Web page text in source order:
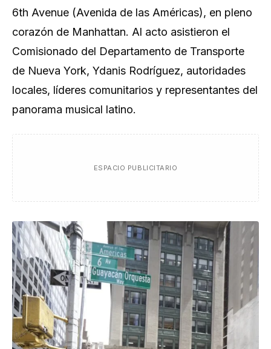
6th Avenue (Avenida de las Américas), en pleno
corazón de Manhattan. Al acto asistieron el
Comisionado del Departamento de Transporte
de Nueva York, Ydanis Rodríguez, autoridades
locales, líderes comunitarios y representantes del
panorama musical latino.
ESPACIO PUBLICITARIO